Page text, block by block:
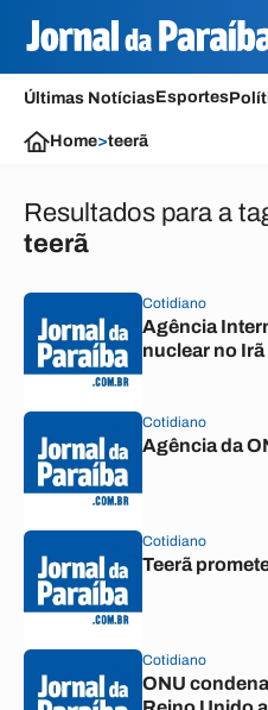
Últimas NotíciasEsportes
Home>teerã
Resultados para a
teerã
Cotidiano
Agência
nuclear no Irã
Cotidiano
Agência da
Cotidiano
Teerã
Cotidiano
ONU